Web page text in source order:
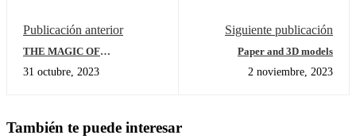
Publicación anterior
THE MAGIC OF
31 octubre, 2023
Siguiente publicación
Paper and 3D models
2 noviembre, 2023
También te puede interesar